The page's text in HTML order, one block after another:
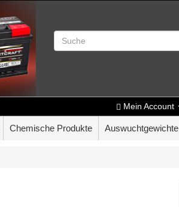
Mein Account
Chemische Produkte Auswuchtgewichte